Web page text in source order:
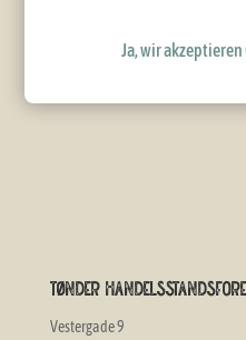
Ja, wir
Tønder
Vestergade 9